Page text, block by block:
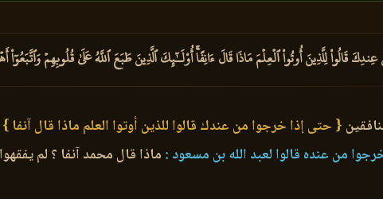
لِلَّذِينَ أُوتُواْ ٱلۡعِلۡمَ مَاذَا قَالَ ءَانِفًاۚ أُوْلَـٰٓئِكَ ٱلَّذِينَ طَبَعَ ٱللَّهُ عَلَىٰ قُلُوبِهِمۡ وَٱتَّبَعُوٓاْ
{ حتى إذا خرجوا من عندك قالوا للذين أوتوا العلم ماذا قال آنفا }
من عنده قالوا لعبد الله بن مسعود :ماذا قال محمد آنفا ؟ لم